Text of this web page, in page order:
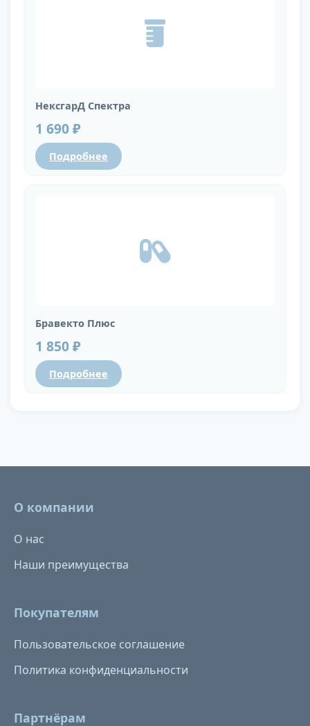
НексгарД Спектра
1 690 ₽
Подробнее
Бравекто Плюс
1 850 ₽
Подробнее
О компании
О нас
Наши преимущества
Покупателям
Пользовательское соглашение
Политика конфиденциальности
Партнёрам